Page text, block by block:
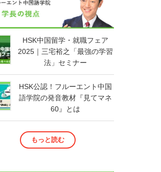
HSK中国留学・就職フェア
2025｜三宅裕之「最強の学習
法」セミナー
HSK公認！フルーエント中国
語学院の発音教材『見てマネ
60』とは
もっと読む